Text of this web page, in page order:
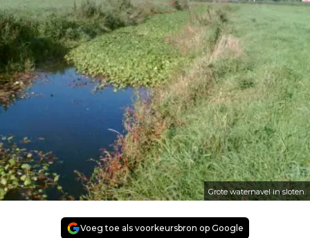
Grote waternavel in sloten.
Voeg toe als voorkeursbron op Google